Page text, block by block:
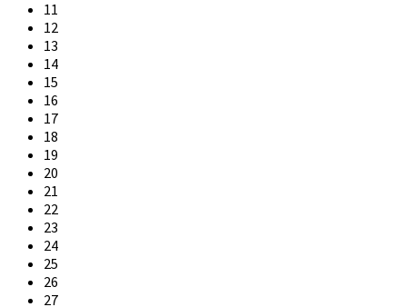
11
12
13
14
15
16
17
18
19
20
21
22
23
24
25
26
27